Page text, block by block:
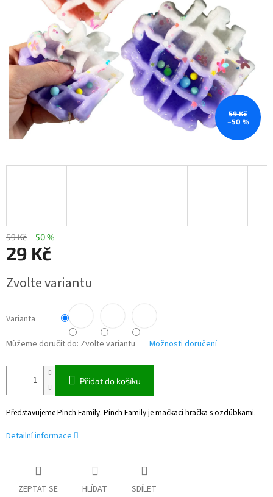
59 Kč
–50 %
59 Kč –50 %
29 Kč
cena:
Zvolte variantu
Varianta
Můžeme doručit do: Zvolte variantu Možnosti doručení
Přidat do košíku
Představujeme Pinch Family. Pinch Family je mačkací hračka s ozdůbkami.
Detailní informace
ZEPTAT SE HLÍDAT SDÍLET